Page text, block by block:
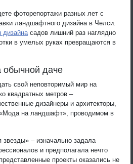
фоторепортажи разных лет с
ландшафтного дизайна в Челси.
дизайна садов лишний раз наглядно
в умелых руках превращаются в
обычной даче
свой неповторимый мир на
квадратных метров –
дизайнеры и архитекторы,
на ландшафт», проводимом в
– изначально задала
и предполагала нечто
проекты оказались не